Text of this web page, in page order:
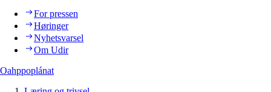
For pressen
Høringer
Nyhetsvarsel
Om Udir
Oahppoplánat